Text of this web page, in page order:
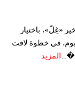
«غِلّ»، باختيار
في خطوة لاقت
المزيد